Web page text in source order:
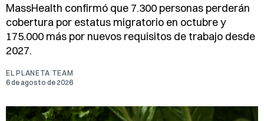
MassHealth confirmó que 7.300 personas perderán
cobertura por estatus migratorio en octubre y
175.000 más por nuevos requisitos de trabajo desde
2027.
EL PLANETA TEAM
6 de agosto de 2026